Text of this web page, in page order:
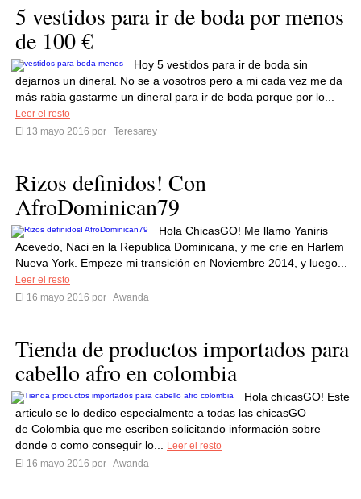
5 vestidos para ir de boda por menos
de 100 €
Hoy 5 vestidos para ir de boda sin
dejarnos un dineral. No se a vosotros pero a mi cada vez me da
más rabia gastarme un dineral para ir de boda porque por lo...
Leer el resto
El 13 mayo 2016 por
Teresarey
Rizos definidos! Con
AfroDominican79
Hola ChicasGO! Me llamo Yaniris
Acevedo, Naci en la Republica Dominicana, y me crie en Harlem
Nueva York. Empeze mi transición en Noviembre 2014, y luego...
Leer el resto
El 16 mayo 2016 por Awanda
Tienda de productos importados para
cabello afro en colombia
Hola chicasGO! Este
articulo se lo dedico especialmente a todas las chicasGO
de Colombia que me escriben solicitando información sobre
donde o como conseguir lo...
Leer el resto
El 16 mayo 2016 por Awanda